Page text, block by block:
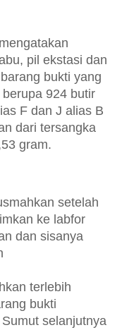
pil ekstasi dan
bukti yang
924 butir
F dan J alias B
dari tersangka
gram.
setelah
ke labfor
dan sisanya
terlebih
bukti
selanjutnya